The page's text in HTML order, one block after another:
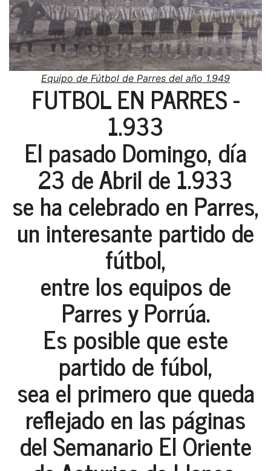
Equipo de Fútbol de Parres del año 1.949
FUTBOL EN PARRES -
1.933
El pasado Domingo, día
23 de Abril de 1.933
se ha celebrado en Parres,
un interesante partido de
fútbol,
entre los equipos de
Parres y Porrúa.
Es posible que este
partido de fúbol,
sea el primero que queda
reflejado en las páginas
del Semanario El Oriente